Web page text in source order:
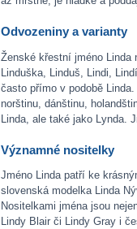
Odvozeniny a varianty
Ženské křestní jméno
Linduška, Linduš, Lindi,
často přímo v podobě
norštinu, dánštinu,
Linda, ale také jako Lynda.
Významné nositelky
Jméno Linda patří ke
slovenská modelka Linda
Nositelkami jména jsou
Lindy Blair či Lindy Gray i